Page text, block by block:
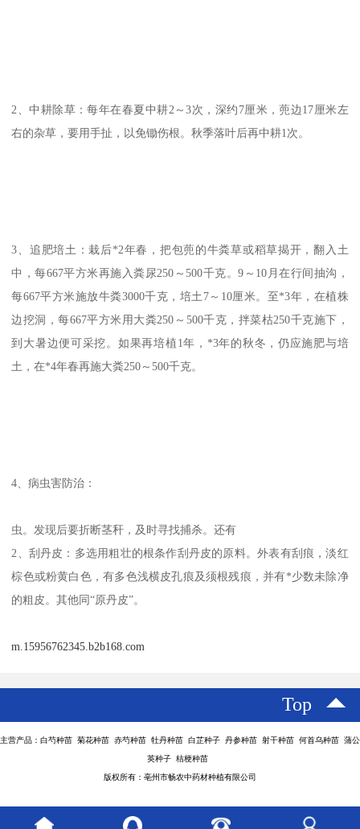
2、中耕除草：每年在春夏中耕2～3次，深约7厘米，蔸边17厘米左
右的杂草，要用手扯，以免锄伤根。秋季落叶后再中耕1次。
3、追肥培土：栽后*2年春，把包蔸的牛粪草或稻草揭开，翻入土
中，每667平方米再施入粪尿250～500千克。9～10月在行间抽沟，
每667平方米施放牛粪3000千克，培土7～10厘米。至*3年，在植株
边挖洞，每667平方米用大粪250～500千克，拌菜枯250千克施下，
到大暑边便可采挖。如果再培植1年，*3年的秋冬，仍应施肥与培
土，在*4年春再施大粪250～500千克。
4、病虫害防治：
虫。发现后要折断茎秆，及时寻找捕杀。还有
2、刮丹皮：多选用粗壮的根条作刮丹皮的原料。外表有刮痕，淡红
棕色或粉黄白色，有多色浅横皮孔痕及须根残痕，并有*少数未除净
的粗皮。其他同“原丹皮”。
m.15956762345.b2b168.com
Top
主营产品：白芍种苗 菊花种苗 赤芍种苗 牡丹种苗 白芷种子 丹参种苗 射干种苗 何首乌种苗 蒲公
英种子 桔梗种苗
版权所有：亳州市畅农中药材种植有限公司